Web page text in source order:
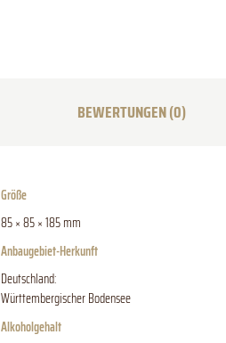
BEWERTUNGEN (0)
Größe
85 × 85 × 185 mm
Anbaugebiet-Herkunft
Deutschland:
Württembergischer Bodensee
Alkoholgehalt